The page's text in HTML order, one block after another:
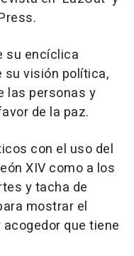
su encíclica
visión política,
las personas y
de la paz.
con el uso del
XIV como a los
y tacha de
mostrar el
que tiene